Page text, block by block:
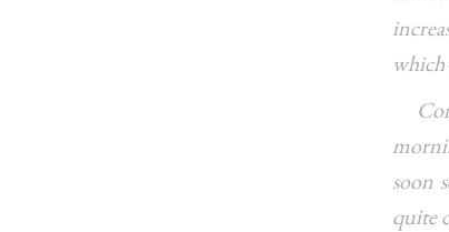
soon
quite